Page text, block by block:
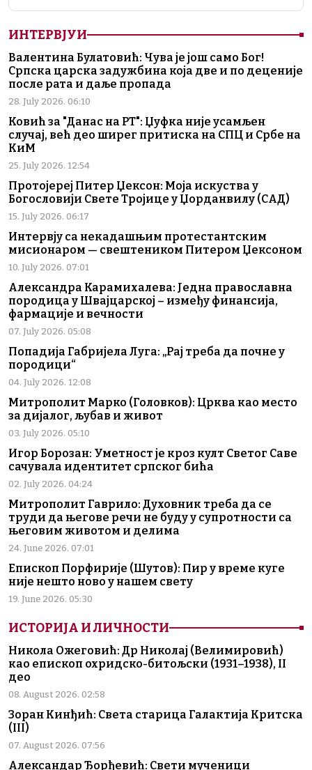
ИНТЕРВЈУИ
Валентина Булатовић: Чува је још само Бог!
Српска царска задужбина која две и по деценије
после рата и даље пропада
28. July 2026. 06:10
Ковић за "Данас на РТ": Џуфка није усамљен
случај, већ део ширег притиска на СПЦ и Србе на
КиМ
25. July 2026. 12:54
Протојереј Питер Џексон: Моја искуства у
Богословији Свете Тројице у Џорданвилу (САД)
15. July 2026. 06:17
Интервју са некадашњим протестантским
мисионаром — свештеником Питером Џексоном
10. July 2026. 07:01
Александра Карамихалева: Једна православна
породица у Швајцарској – између финансија,
фармације и вечности
07. July 2026. 05:08
Попадија Габријела Луга: „Рај треба да почне у
породици“
04. July 2026. 12:08
Митрополит Марко (Головков): Црква као место
за дијалог, љубав и живот
03. July 2026. 05:10
Игор Борозан: Уметност је кроз култ Светог Саве
сачувала идентитет српског бића
02. July 2026. 04:24
Митрополит Гаврило: Духовник треба да се
труди да његове речи не буду у супротности са
његовим животом и делима
24. June 2026. 07:01
Епископ Порфирије (Шутов): Пир у време куге
није нешто ново у нашем свету
19. June 2026. 05:30
ИСТОРИЈА И ЛИЧНОСТИ
Никола Ожеговић: Др Николај (Велимировић)
као епископ охридско-битољски (1931–1938), II
део
08. August 2026. 02:58
Зоран Кинђић: Света старица Галактија Критска
(III)
07. August 2026. 07:56
Александар Ђорђевић: Свети мученици